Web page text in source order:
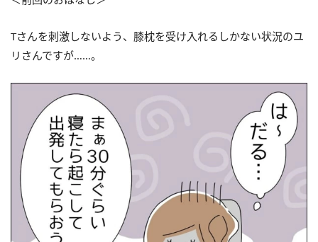
Tさんを刺激しないよう、膝枕を受け入れるしかない状況のユ
リさんですが……。